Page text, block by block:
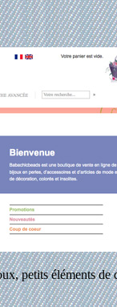
petits éléments de